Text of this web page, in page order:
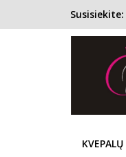
Susisiekite:
Pagrindinis